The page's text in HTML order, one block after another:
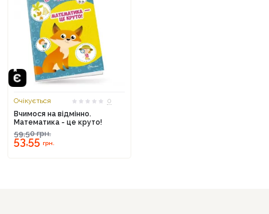
Очікується
0
Вчимося на відмінно.
Математика - це круто!
59,50грн.
53,55 грн.